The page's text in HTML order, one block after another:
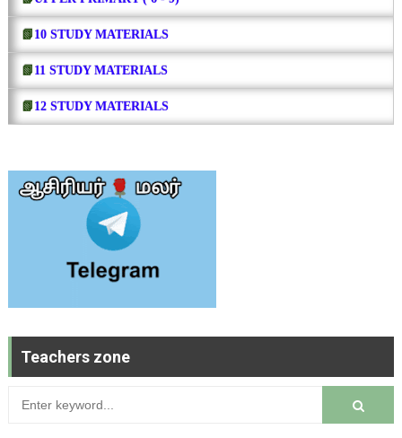
📗 10 STUDY MATERIALS
📗 11 STUDY MATERIALS
📗 12 STUDY MATERIALS
Teachers zone